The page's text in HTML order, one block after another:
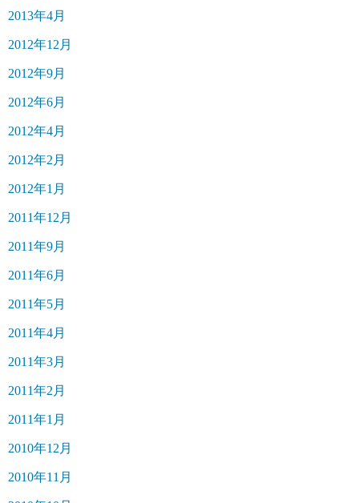
2013年4月
2012年12月
2012年9月
2012年6月
2012年4月
2012年2月
2012年1月
2011年12月
2011年9月
2011年6月
2011年5月
2011年4月
2011年3月
2011年2月
2011年1月
2010年12月
2010年11月